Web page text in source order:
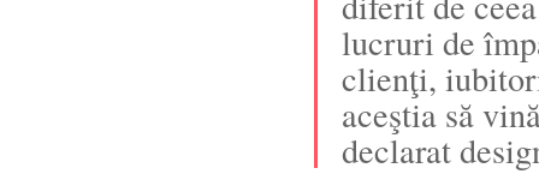
lucruri de
clienţi,
aceştia să
declarat